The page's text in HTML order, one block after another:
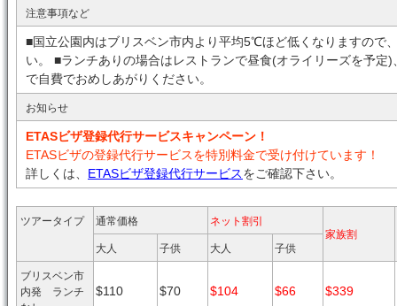
注意事項など
■国立公園内はブリスベン市内より平均5℃ほど低くなりますので
い。 ■ランチありの場合はレストランで昼食(オライリーズを予定
で自費でおめしあがりください。
お知らせ
ETASビザ登録代行サービスキャンペーン！
ETASビザの登録代行サービスを特別料金で受け付けています！
詳しくは、 ETASビザ登録代行サービスをご確認下さい。
ツアータイプ 通常価格
ネット割引
家族割
大人
子供 大人 子供
ブリスベン市
内発 ランチ
$110 $70 $104 $66 $339